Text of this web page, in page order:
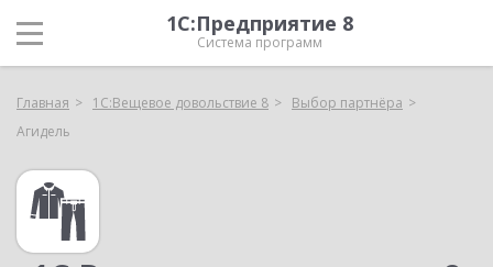
1С:Предприятие 8
Система программ
Главная 1С:Вещевое довольствие 8
Выбор партнёра
Агидель